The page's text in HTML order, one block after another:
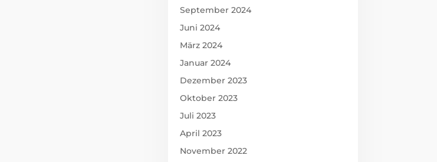
September 2024
Juni 2024
März 2024
Januar 2024
Dezember 2023
Oktober 2023
Juli 2023
April 2023
November 2022